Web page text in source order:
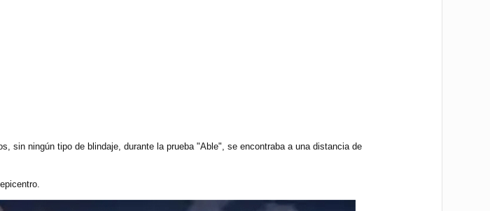
sin ningún tipo de blindaje, durante la prueba "Able", se encontraba a una distancia de